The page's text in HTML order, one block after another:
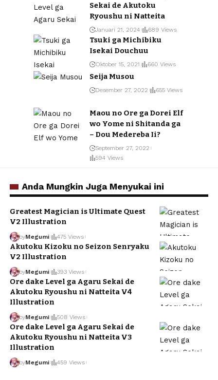
Sekai de Akutoku
Ryoushu ni Natteita
Januari 21, 2024 689 Views
Tsuki ga Michibiku
Isekai Douchuu
Oktober 15, 2021 660 Views
Seija Musou
Desember 27, 2022 655 Views
Maou no Ore ga Dorei Elf
wo Yome ni Shitanda ga
– Dou Medereba Ii?
September 27, 2022
594 Views
Anda Mungkin Juga Menyukai ini
Greatest Magician is Ultimate Quest
V2 Illustration
byMegumi 475 Views
Akutoku Kizoku no Seizon Senryaku
V2 Illustration
byMegumi 393 Views
Ore dake Level ga Agaru Sekai de
Akutoku Ryoushu ni Natteita V4
Illustration
byMegumi 508 Views
Ore dake Level ga Agaru Sekai de
Akutoku Ryoushu ni Natteita V3
Illustration
byMegumi 459 Views